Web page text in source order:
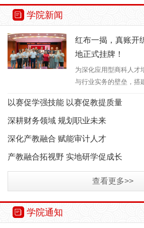
学院新闻
红布一揭，真账开
地正式挂牌！
为深化应用型商科人才
与行业实务的壁垒，搭
化育人平台，7月14日
在图书馆2号报告厅隆重
以赛促学强技能 以赛促教提质量
深耕财务领域 规划职业未来
深化产教融合 赋能审计人才
产教融合拓视野 实地研学促成长
查看更多>>
学院通知